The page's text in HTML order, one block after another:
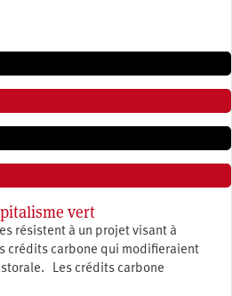
vert
résistent à un projet visant à
crédits carbone qui modifieraient
Les crédits carbone